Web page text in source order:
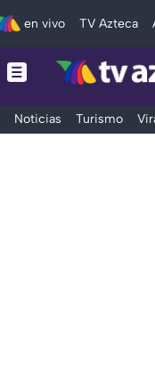
en vivo TV Azteca
Noticias Turismo